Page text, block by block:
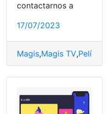
Soporte
contactarnos a
17/07/2023
Magis,Magis TV,